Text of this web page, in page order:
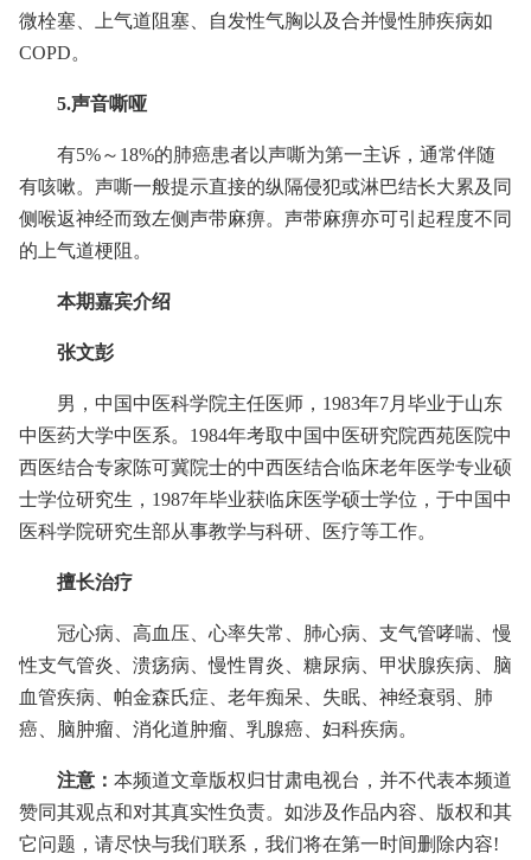
微栓塞、上气道阻塞、自发性气胸以及合并慢性肺疾病如
COPD。
5.声音嘶哑
有5%～18%的肺癌患者以声嘶为第一主诉，通常伴随
有咳嗽。声嘶一般提示直接的纵隔侵犯或淋巴结长大累及同
侧喉返神经而致左侧声带麻痹。声带麻痹亦可引起程度不同
的上气道梗阻。
本期嘉宾介绍
张文彭
男，中国中医科学院主任医师，1983年7月毕业于山东
中医药大学中医系。1984年考取中国中医研究院西苑医院中
西医结合专家陈可冀院士的中西医结合临床老年医学专业硕
士学位研究生，1987年毕业获临床医学硕士学位，于中国中
医科学院研究生部从事教学与科研、医疗等工作。
擅长治疗
冠心病、高血压、心率失常、肺心病、支气管哮喘、慢
性支气管炎、溃疡病、慢性胃炎、糖尿病、甲状腺疾病、脑
血管疾病、帕金森氏症、老年痴呆、失眠、神经衰弱、肺
癌、脑肿瘤、消化道肿瘤、乳腺癌、妇科疾病。
注意： 本频道文章版权归甘肃电视台，并不代表本频道
赞同其观点和对其真实性负责。如涉及作品内容、版权和其
它问题，请尽快与我们联系，我们将在第一时间删除内容!